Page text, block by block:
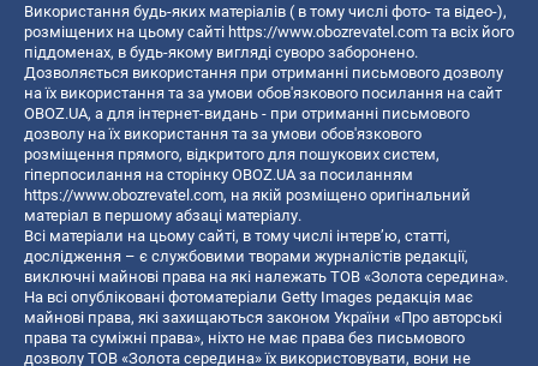
Використання будь-яких матеріалів ( в тому числі фото- та відео-),
розміщених на цьому сайті https://www.obozrevatel.com та всіх його
піддоменах, в будь-якому вигляді суворо заборонено.
Дозволяється використання при отриманні письмового дозволу
на їх використання та за умови обов'язкового посилання на сайт
OBOZ.UA, а для інтернет-видань - при отриманні письмового
дозволу на їх використання та за умови обов'язкового
розміщення прямого, відкритого для пошукових систем,
гіперпосилання на сторінку OBOZ.UA за посиланням
https://www.obozrevatel.com, на якій розміщено оригінальний
матеріал в першому абзаці матеріалу.
Всі матеріали на цьому сайті, в тому числі інтерв’ю, статті,
дослідження – є службовими творами журналістів редакції,
виключні майнові права на які належать ТОВ «Золота середина».
На всі опубліковані фотоматеріали Getty Images редакція має
майнові права, які захищаються законом України «Про авторські
права та суміжні права», ніхто не має права без письмового
дозволу ТОВ «Золота середина» їх використовувати, вони не